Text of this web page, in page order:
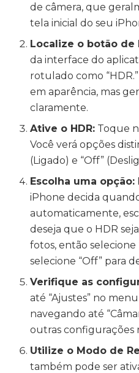
de câmera, que
tela inicial do seu
Localize o botão de
da interface do
rotulado como
em aparência, mas
claramente.
Ative o HDR: Toque
Você verá opções
(Ligado) e “Off”
Escolha uma opção:
iPhone decida
automaticamente,
deseja que o HDR
fotos, então selecione
selecione “Off” para
Verifique as
até “Ajustes” no
navegando até
outras configurações
Utilize o Modo de
também pode ser